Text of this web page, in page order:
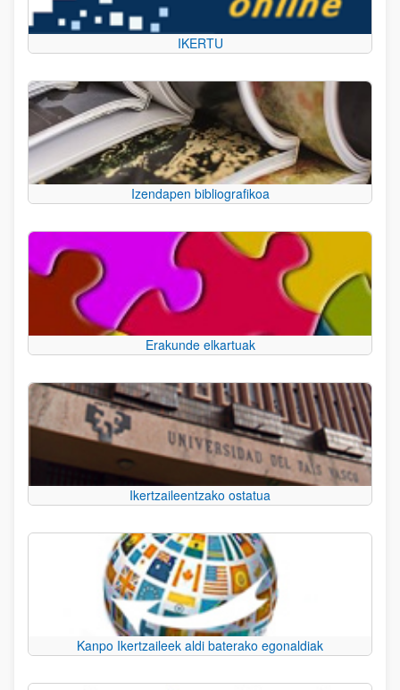
IKERTU
Izendapen bibliografikoa
Erakunde elkartuak
Ikertzaileentzako ostatua
Kanpo Ikertzaileek aldi baterako egonaldiak